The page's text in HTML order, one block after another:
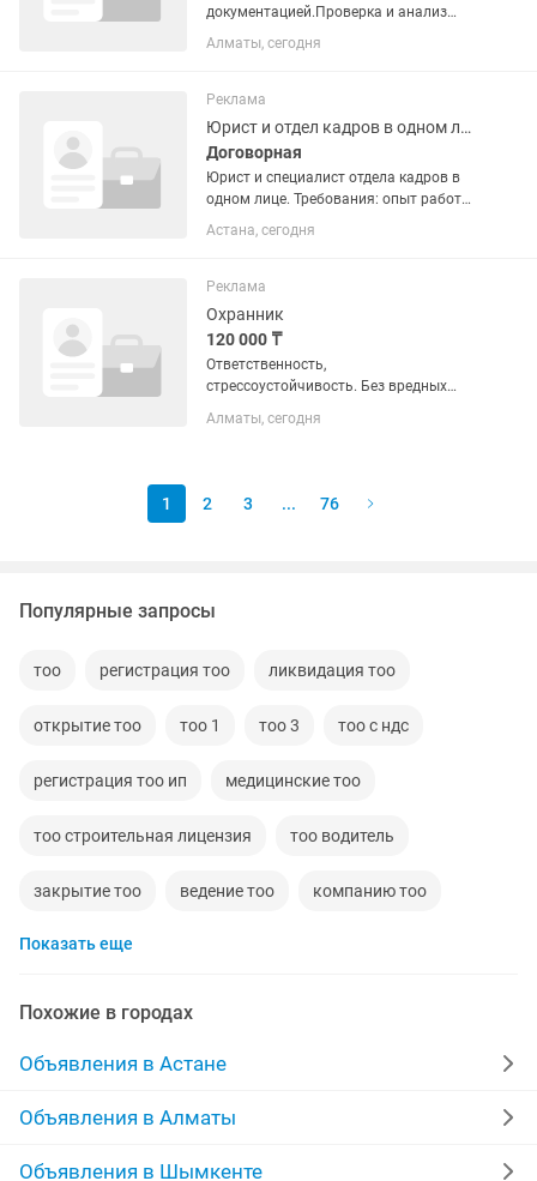
документацией.Проверка и анализ
проектных материалов, контроль их
соответствия нормам и требованиям
строительными работами.
Наблюдение за ходом...
Алматы, сегодня
Реклама
Юрист и отдел кадров в одном лице.
Договорная
Юрист и специалист отдела кадров в
одном лице. Требования: опыт работы
не менее 5 лет. Офис находится на
левом берегу. Рассматриваем
можете отправлять сразу.
Астана, сегодня
Реклама
Охранник
120 000 ₸
Ответственность,
стрессоустойчивость. Без вредных
Алматы, сегодня
1 2 3 ... 76
Популярные запросы
тоо регистрация тоо ликвидация тоо
открытие тоо тоо 1 тоо 3 тоо с ндс
регистрация тоо ип медицинские тоо
тоо строительная лицензия тоо водитель
закрытие тоо ведение тоо компанию тоо
ип тоо фотоопарат
Показать еще
Похожие в городах
Объявления в Астане
Объявления в Алматы
Объявления в Шымкенте